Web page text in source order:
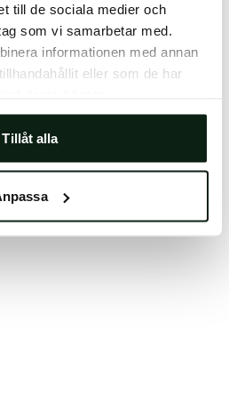
till de sociala medier och
som vi samarbetar med.
informationen med annan
eller som de har
Tillåt alla
cache may also help in some
cases.
the inconvenience.